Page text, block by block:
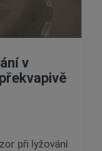
v
při lyžování